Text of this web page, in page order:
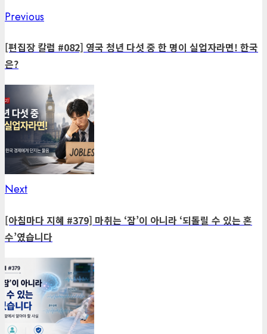
Post
navigation
Previous
[편집장 칼럼 #082] 영국 청년 다섯 중 한 명이 실업자라면! 한국
은?
NextNext
[아침마다 지혜 #379] 마취는 ‘잠’이 아니라 ‘되돌릴 수 있는 혼
수’였습니다